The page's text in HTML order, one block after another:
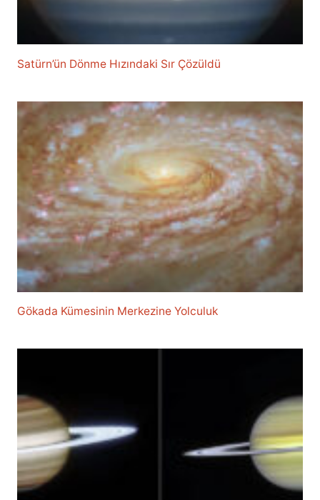
Satürn’ün Dönme Hızındaki Sır Çözüldü
Gökada Kümesinin Merkezine Yolculuk